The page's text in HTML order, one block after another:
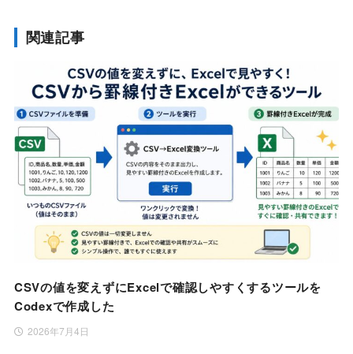
関連記事
CSVの値を変えずにExcelで確認しやすくするツールを
Codexで作成した
2026年7月4日